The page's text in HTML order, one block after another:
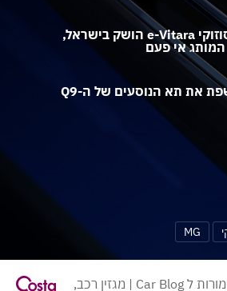
מרים את השאלטר: סוזוקי e-Vitara הושק בישראל,
אי פעם
כנסו כנסו: אאודי חושפת את תא הנוסעים של ה-Q9
MG
© 2026 כל הזכויות שמורות ל Car Blog | מגזין רכב,